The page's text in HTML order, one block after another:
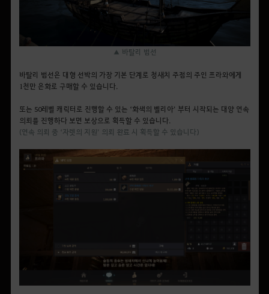
▲ 바탈리 범선
바탈리 범선은 대형 선박의 가장 기본 단계로 청새치 주점의 주인 프라와에게
1천만 은화로 구매할 수 있습니다.
또는 50레벨 캐릭터로 진행할 수 있는 ‘화색의 벨리아’ 부터 시작되는 대양 연속
의뢰를 진행하다 보면 보상으로 획득할 수 있습니다.
(연속 의뢰 중 ‘자렛의 지원’ 의뢰 완료 시 획득할 수 있습니다)